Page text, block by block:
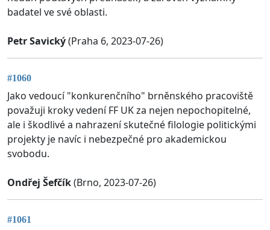
badatel ve své oblasti.
Petr Savický(Praha 6, 2023-07-26)
#1060
Jako vedoucí "konkurenčního" brněnského pracoviště
považuji kroky vedení FF UK za nejen nepochopitelné,
ale i škodlivé a nahrazení skutečné filologie politickými
projekty je navíc i nebezpečné pro akademickou
svobodu.
Ondřej Šefčík(Brno, 2023-07-26)
#1061